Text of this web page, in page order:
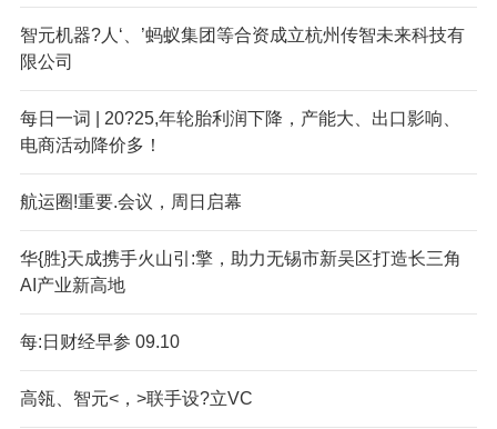
智元机器?人‘、’蚂蚁集团等合资成立杭州传智未来科技有
限公司
每日一词 | 20?25,年轮胎利润下降，产能大、出口影响、
电商活动降价多！
航运圈!重要.会议，周日启幕
华{胜}天成携手火山引:擎，助力无锡市新吴区打造长三角
AI产业新高地
每:日财经早参 09.10
高瓴、智元<，>联手设?立VC